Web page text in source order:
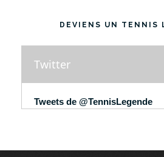
DEVIENS UN TENNIS
Twitter
Tweets de @TennisLegende